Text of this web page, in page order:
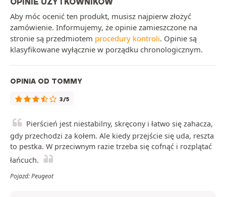
Aby móc ocenić ten produkt, musisz najpierw złożyć
zamówienie. Informujemy, że opinie zamieszczone na
stronie są przedmiotem procedury kontroli. Opinie są
klasyfikowane wyłącznie w porządku chronologicznym.
OPINIA OD TOMMY
3/5
Pierścień jest niestabilny, skręcony i łatwo się zahacza,
gdy przechodzi za kołem. Ale kiedy przejście się uda, reszta
to pestka. W przeciwnym razie trzeba się cofnąć i rozplątać
łańcuch.
Pojazd: Peugeot